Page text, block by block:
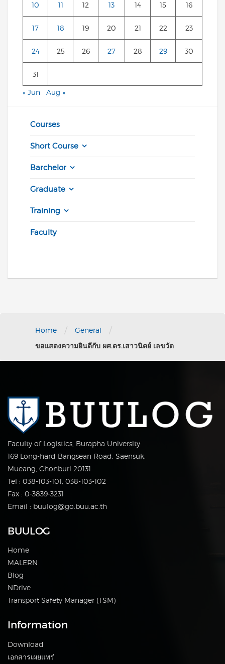
10 11 12 13 14 15 16
17 18 19 20 21 22 23
24 25 26 27 28 29 30
31
« Jun Aug »
Courses
Short Course
Barchelor
Graduate
Training
Faculty
Home / General /
ขอแสดงความยินดีกับ ผศ.ดร.เสาวนิตย์ เลขวัต
Faculty of Logistics, Burapha University
169 Long-hard Bangsean Road, Saensuk,
Mueang, Chonburi 20131
Tel : 038-103-101, 038-103-102
Fax : 0-3839-3231
Email : buulog@go.buu.ac.th
BUULOG
Home
MALERN
Blog
NDrive
Transport Safety Manager (TSM)
Information
Download
เอกสารเผยแพร่